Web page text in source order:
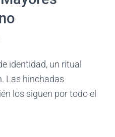
identidad, un ritual
Las hinchadas
los siguen por todo el